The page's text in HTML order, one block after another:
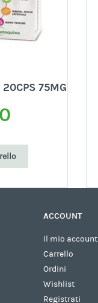
75MG
ACCOUNT
Il mio account
Carrello
Ordini
Wishlist
Registrati